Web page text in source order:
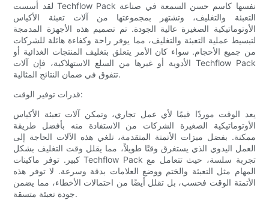
لقد أسست Techflow Pack نفسها كاسم حسن السمعة في صناعة
التعبئة والتغليف، وتشتهر بمجموعتها من آلات تعبئة الأكياس
الأوتوماتيكية الصغيرة عالية الجودة. تم تصميم هذه الأجهزة المدمجة
لتبسيط عملية التعبئة والتغليف، مما يوفر راحة وكفاءة هائلة للشركات
من جميع الأحجام. سواء كان الأمر يتعلق بتغليف المنتجات الغذائية أو
الأدوية أو غيرها من السلع الاستهلاكية، فإن آلات Techflow Pack
تتفوق في ضمان النتائج المثالية.
قدرات توفير الوقت:
يعد الوقت موردًا قيمًا لأي عمل تجاري، وتمكن آلات تعبئة الأكياس
الأوتوماتيكية الصغيرة الشركات من الاستفادة منه بأفضل طريقة
ممكنة. بفضل ميزات الأتمتة المتقدمة، تلغي هذه الآلات الحاجة إلى
العمل اليدوي الذي يستغرق وقتًا طويلاً، مما يقلل وقت التغليف بشكل
كبير. توفر ماكينات Techflow Pack تجربة سلسة، حيث تتعامل مع
المهام مثل التعبئة والختم ووضع العلامات بدقة وسرعة. لا توفر هذه
الأتمتة الوقت فحسب، بل تقلل أيضًا من احتمالات الأخطاء، مما يضمن
جودة تعبئة متسقة.